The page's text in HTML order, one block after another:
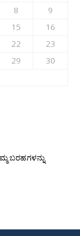
8
9
15
16
22
23
29
30
ಬರಹಗಳನ್ನು